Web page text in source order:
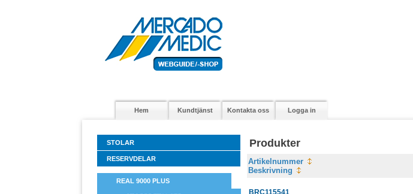
Hem Kundtjänst Kontakta oss Logga in
STOLAR
RESERVDELAR
REAL 9000 PLUS
Produkter
Artikelnummer
Beskrivning
BRC115541